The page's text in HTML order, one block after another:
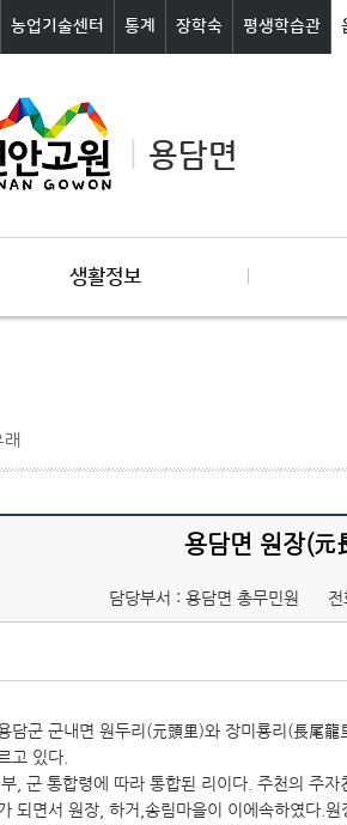
농업기술센터 통계 장학숙 평생학습관
용담면
생활정보
용담면 원장(元
담당부서 : 용담면 총무민원
담군 군내면 원두리(元頭里)와 장미룡리(長尾
고 있다.
, 군 통합령에 따라 통합된 리이다. 주천의 주
되면서 원장, 하거,송림마을이 이에속하였다.